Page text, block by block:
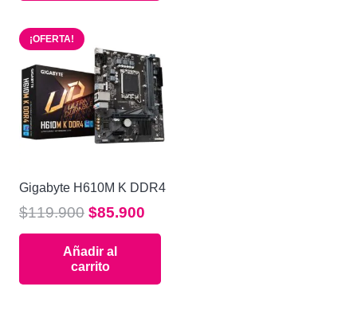
¡OFERTA!
Gigabyte H610M K DDR4
$119.900 El
precio
original
era:
$85.900
precio
Añadir al
carrito